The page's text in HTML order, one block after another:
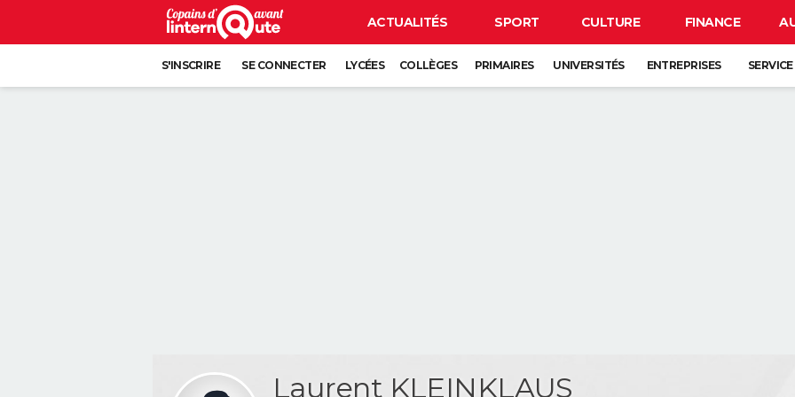
ACTUALITÉS SPORT CULTURE FINANCE
S'INSCRIRE SE CONNECTER LYCÉES COLLÈGES PRIMAIRES UNIVERSITÉS ENTREPRISES
Laurent KLEINKLAUS